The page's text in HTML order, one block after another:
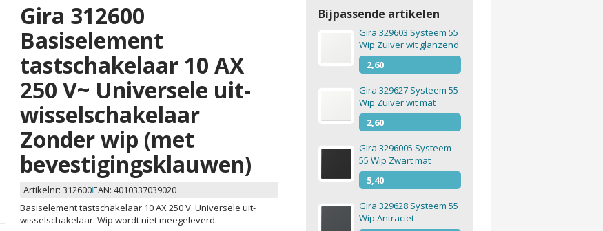
Gira 312600
Basiselement
tastschakelaar 10 AX
250 V~ Universele uit-
wisselschakelaar
Zonder wip (met
bevestigingsklauwen)
Artikelnr: 312600EAN: 4010337039020
Basiselement tastschakelaar 10 AX 250 V. Universele uit-
wisselschakelaar. Wip wordt niet meegeleverd.
Bijpassende artikelen
Gira 329603 Systeem 55
Wip Zuiver wit glanzend
2,60
Gira 329627 Systeem 55
Wip Zuiver wit mat
2,60
Gira 3296005 Systeem
55 Wip Zwart mat
5,40
Gira 329628 Systeem 55
Wip Antraciet